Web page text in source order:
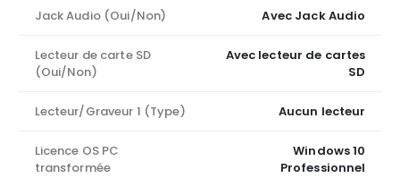
Jack Audio (Oui/Non) Avec Jack Audio
Lecteur de carte SD
(Oui/Non)
Avec lecteur de cartes
SD
Lecteur/Graveur 1 (Type) Aucun lecteur
Licence OS PC
transformée
Windows 10
Professionnel